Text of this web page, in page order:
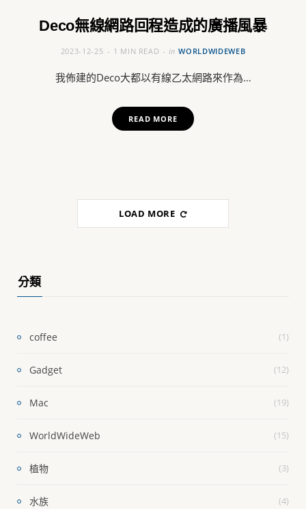
Deco無線網路回程造成的廣播風暴
2023-12-25 1 MIN READ in WORLDWIDEWEB
我佈建的Deco大都以有線乙太網路來作為…
READ MORE
LOAD MORE
分類
coffee (1)
Gadget (12)
Mac (19)
WorldWideWeb (15)
植物 (3)
水族 (4)